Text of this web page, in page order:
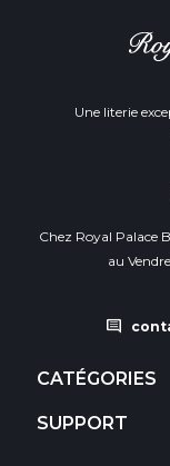
Une literie
Chez Royal Palace
au
comment
CATÉGORIES
SUPPORT